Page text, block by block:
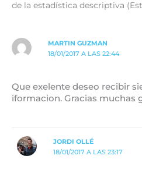
de la estadística descriptiva
MARTIN GUZMAN
18/01/2017 A LAS 22:44
Que exelente deseo recibir
iformacion. Gracias muchas
JORDI OLLÉ
18/01/2017 A LAS 23:17